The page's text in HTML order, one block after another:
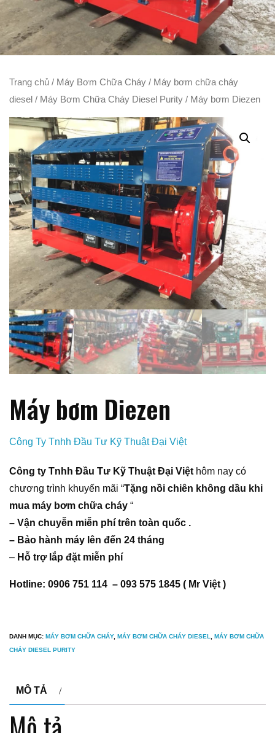
Trang chủ / Máy Bơm Chữa Cháy / Máy bơm chữa cháy
diesel / Máy Bơm Chữa Cháy Diesel Purity / Máy bơm Diezen
Máy bơm Diezen
Công Ty Tnhh Đầu Tư Kỹ Thuật Đại Việt
Công ty Tnhh Đầu Tư Kỹ Thuật Đại Việt hôm nay có
chương trình khuyến mãi “Tặng nồi chiên không dầu khi
mua máy bơm chữa cháy “
– Vận chuyễn miễn phí trên toàn quốc .
– Bảo hành máy lên đến 24 tháng
– Hỗ trợ lắp đặt miễn phí
Hotline: 0906 751 114 – 093 575 1845 ( Mr Việt )
DANH MỤC: MÁY BƠM CHỮA CHÁY, MÁY BƠM CHỮA CHÁY DIESEL
MÁY BƠM CHỮA
CHÁY DIESEL PURITY
MÔ TẢ